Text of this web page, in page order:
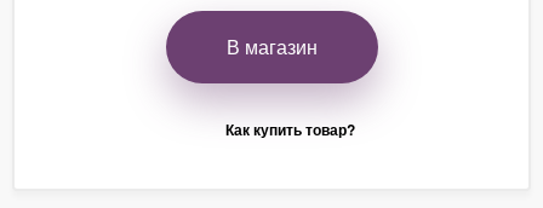
В магазин
Как купить товар?